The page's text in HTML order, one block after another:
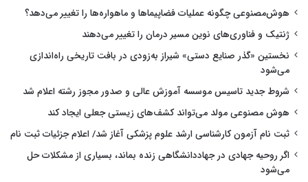
هوش‌مصنوعی چگونه عملیات فضاپیماها و ماهواره‌ها را تغییر می‌دهد؟
ژنتیک و فناوری‌های نوین مسیر درمان را تغییر می‌دهند
نخستین «گذر صنایع دستی» شیراز به‌زودی در بافت تاریخی راه‌اندازی
می‌شود
شروط جدید تاسیس موسسه آموزش عالی و صدور مجوز رشته اعلام شد
هوش مصنوعی مولد می‌تواند کشف‌های زیستی جعلی ایجاد کند
ثبت نام آزمون کارشناسی ارشد علوم پزشکی آغاز شد/ اعلام جزئیات ثبت نام
اگر روحیه جهادی در جهاددانشگاهی زنده بماند، بسیاری از مشکلات حل
می‌شود